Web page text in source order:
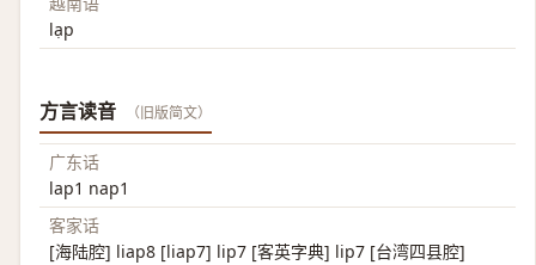
lạp
方言读音 （旧版简文）
广东话
lap1 nap1
客家话
[海陆腔] liap8 [liap7] lip7 [客英字典] lip7 [台湾四县腔]